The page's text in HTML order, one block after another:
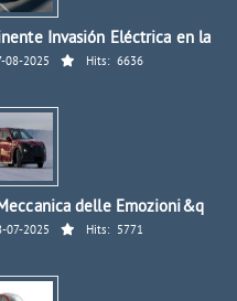
Invasión Eléctrica en la
08-2025 Hits: 6636
delle Emozioni&q
07-2025 Hits: 5771